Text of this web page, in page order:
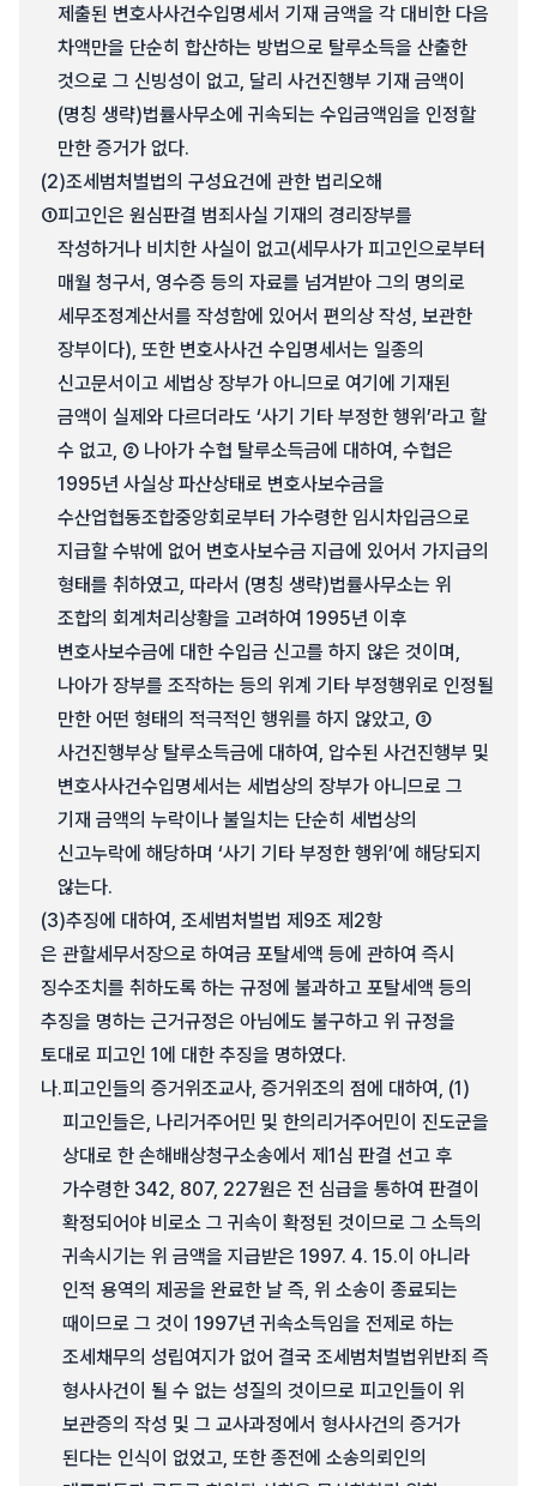
제출된 변호사사건수입명세서 기재 금액을 각 대비한 다음
차액만을 단순히 합산하는 방법으로 탈루소득을 산출한
것으로 그 신빙성이 없고, 달리 사건진행부 기재 금액이
(명칭 생략)법률사무소에 귀속되는 수입금액임을 인정할
만한 증거가 없다.
(2)조세범처벌법의 구성요건에 관한 법리오해
①피고인은 원심판결 범죄사실 기재의 경리장부를
작성하거나 비치한 사실이 없고(세무사가 피고인으로부터
매월 청구서, 영수증 등의 자료를 넘겨받아 그의 명의로
세무조정계산서를 작성함에 있어서 편의상 작성, 보관한
장부이다), 또한 변호사사건 수입명세서는 일종의
신고문서이고 세법상 장부가 아니므로 여기에 기재된
금액이 실제와 다르더라도 ‘사기 기타 부정한 행위’라고 할
수 없고, ② 나아가 수협 탈루소득금에 대하여, 수협은
1995년 사실상 파산상태로 변호사보수금을
수산업협동조합중앙회로부터 가수령한 임시차입금으로
지급할 수밖에 없어 변호사보수금 지급에 있어서 가지급의
형태를 취하였고, 따라서 (명칭 생략)법률사무소는 위
조합의 회계처리상황을 고려하여 1995년 이후
변호사보수금에 대한 수입금 신고를 하지 않은 것이며,
나아가 장부를 조작하는 등의 위계 기타 부정행위로 인정될
만한 어떤 형태의 적극적인 행위를 하지 않았고, ③
사건진행부상 탈루소득금에 대하여, 압수된 사건진행부 및
변호사사건수입명세서는 세법상의 장부가 아니므로 그
기재 금액의 누락이나 불일치는 단순히 세법상의
신고누락에 해당하며 ‘사기 기타 부정한 행위’에 해당되지
않는다.
(3)추징에 대하여, 조세범처벌법 제9조 제2항
은 관할세무서장으로 하여금 포탈세액 등에 관하여 즉시
징수조치를 취하도록 하는 규정에 불과하고 포탈세액 등의
추징을 명하는 근거규정은 아님에도 불구하고 위 규정을
토대로 피고인 1에 대한 추징을 명하였다.
나.피고인들의 증거위조교사, 증거위조의 점에 대하여, (1)
피고인들은, 나리거주어민 및 한의리거주어민이 진도군을
상대로 한 손해배상청구소송에서 제1심 판결 선고 후
가수령한 342, 807, 227원은 전 심급을 통하여 판결이
확정되어야 비로소 그 귀속이 확정된 것이므로 그 소득의
귀속시기는 위 금액을 지급받은 1997. 4. 15.이 아니라
인적 용역의 제공을 완료한 날 즉, 위 소송이 종료되는
때이므로 그 것이 1997년 귀속소득임을 전제로 하는
조세채무의 성립여지가 없어 결국 조세범처벌법위반죄 즉
형사사건이 될 수 없는 성질의 것이므로 피고인들이 위
보관증의 작성 및 그 교사과정에서 형사사건의 증거가
된다는 인식이 없었고, 또한 종전에 소송의뢰인의